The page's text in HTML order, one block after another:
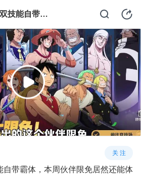
【魔方航海王】双技能自带霸体，本周伙伴限免居然还能体验黑胡子！
关 注
自带霸体，本周伙伴限免居然还能体